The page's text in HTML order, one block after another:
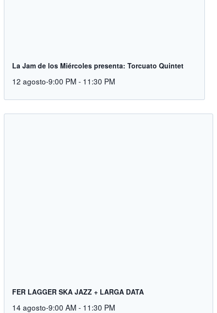
La Jam de los Miércoles presenta: Torcuato Quintet
12 agosto-9:00 PM - 11:30 PM
FER LAGGER SKA JAZZ + LARGA DATA
14 agosto-9:00 AM - 11:30 PM